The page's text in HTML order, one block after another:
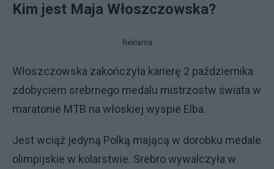
Kim jest Maja Włoszczowska?
Reklama
Włoszczowska zakończyła karierę 2 października
zdobyciem srebrnego medalu mistrzostw świata w
maratonie MTB na włoskiej wyspie Elba.
Jest wciąż jedyną Polką mającą w dorobku medale
olimpijskie w kolarstwie. Srebro wywalczyła w